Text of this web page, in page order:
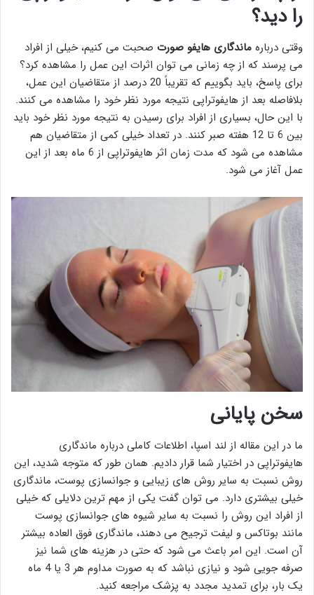
را دید؟
وقتی درباره ماندگاری هایفو صورت صحبت می کنیم، خیلی از افراد
می پرسند که از چه زمانی می توان اثرات این عمل را مشاهده کرد؟
برای پاسخ، باید بگوییم که تقریباً 20 درصد از متقاضیان این عمل،
بلافاصله بعد از هایفوتراپی نتیجه مورد نظر خود را مشاهده می کنند.
با این حال، بسیاری از افراد برای رسیدن به نتیجه مورد نظر خود باید
بین 6 تا 12 هفته صبر کنند. در تعداد خیلی کمی از متقاضیان هم
مشاهده می شود که مدت زمان اثر هایفوتراپی از 6 ماه بعد از این
عمل آغاز می شود.
سخن پایانی
ما در این مقاله از لند اسپا، اطلاعات کاملی درباره ماندگاری
هایفوتراپی در اختیار شما قرار دادیم. همان طور که متوجه شدید، این
روش نسبت به سایر روش های زیبایی و جوانسازی پوست، ماندگاری
خیلی بیشتری دارد. می توان گفت یکی از مهم ترین دلایلی که خیلی
از افراد این روش را نسبت به سایر شیوه های جوانسازی پوست
مانند بوتاکس و لیفت ترجیح می دهند، ماندگاری فوق العاده بیشتر
آن است. این امر باعث می شود که حتی در هزینه های شما نیز
صرفه جویی شود و نیازی نباشد که به صورت مداوم هر 3 یا 4 ماه
یک بار، برای تمدید مجدد به پزشک مراجعه کنید.